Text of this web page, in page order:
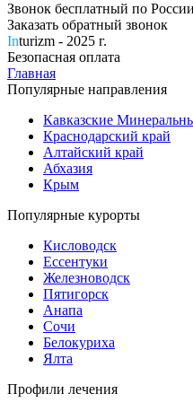
Звонок бесплатный по России
Заказать обратный звонок
Inturizm - 2025 г.
Безопасная оплата
Главная
Популярные направления
Кавказские
Краснодарский край
Алтайский край
Абхазия
Крым
Популярные курорты
Кисловодск
Ессентуки
Железноводск
Пятигорск
Анапа
Сочи
Белокуриха
Ялта
Профили лечения